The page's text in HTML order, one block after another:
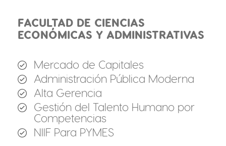
FACULTAD DE CIENCIAS
ECONÓMICAS Y ADMINISTRATIVAS
Mercado de Capitales
Administración Pública Moderna
Alta Gerencia
Gestión del Talento Humano por
Competencias
NIIF Para PYMES